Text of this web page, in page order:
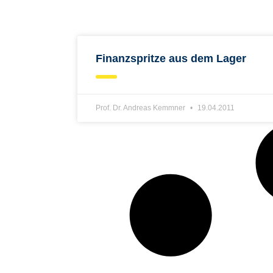
Finanzspritze aus dem Lager
Prof. Dr. Andreas Kemmner 19.04.2011